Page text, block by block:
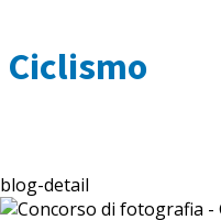
Ciclismo
blog-detail